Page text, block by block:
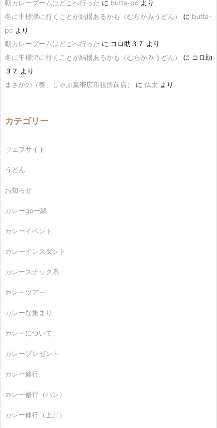
朝カレーブームはどこへ行った に butta-pc より
冬に中標津に行くことが結構あるかも（むらかみうどん）
に butta-
pc より
朝カレーブームはどこへ行った に コロ助３７ より
冬に中標津に行くことが結構あるかも（むらかみうどん）
に コロ助
３７ より
まさかの（奏、しゃぶ葉帯広市役所前店）
に 仏太 より
カテゴリー
ウェブサイト
うどん
お知らせ
カレーgo一緒
カレーイベント
カレーインスタント
カレースナック系
カレーツアー
カレーな集まり
カレーについて
カレープレゼント
カレー修行
カレー修行（パン）
カレー修行（上川）